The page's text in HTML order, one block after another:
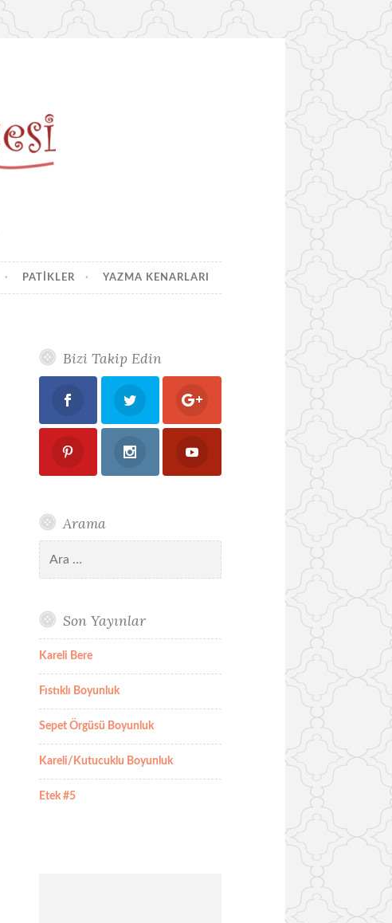
PATIKLER YAZMA KENARLARI
Bizi Takip Edin
Arama
Son Yayınlar
Kareli Bere
Fıstıklı Boyunluk
Sepet Örgüsü Boyunluk
Kareli/Kutucuklu Boyunluk
Etek #5